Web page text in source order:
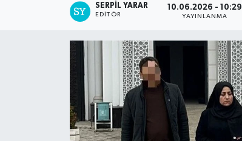
SERPİL YARAR
EDITÖR
10.06.2026 - 10:29
YAYINLANMA